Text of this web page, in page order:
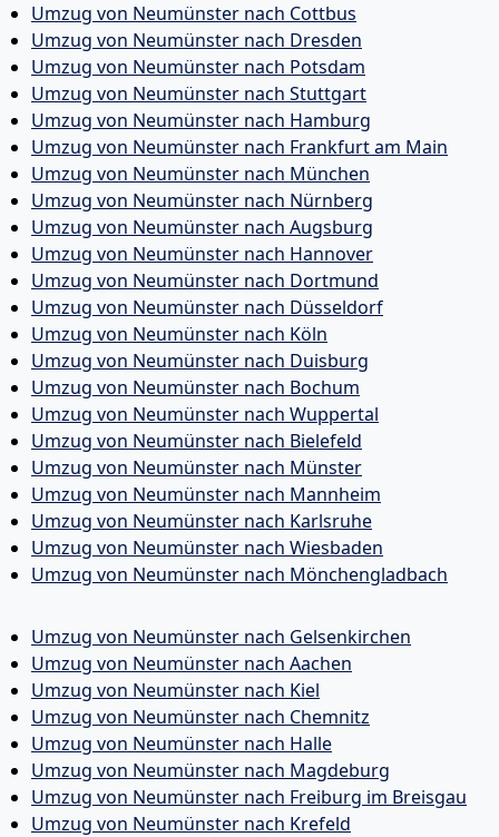
Umzug von Neumünster nach Cottbus
Umzug von Neumünster nach Dresden
Umzug von Neumünster nach Potsdam
Umzug von Neumünster nach Stuttgart
Umzug von Neumünster nach Hamburg
Umzug von Neumünster nach Frankfurt am Main
Umzug von Neumünster nach München
Umzug von Neumünster nach Nürnberg
Umzug von Neumünster nach Augsburg
Umzug von Neumünster nach Hannover
Umzug von Neumünster nach Dortmund
Umzug von Neumünster nach Düsseldorf
Umzug von Neumünster nach Köln
Umzug von Neumünster nach Duisburg
Umzug von Neumünster nach Bochum
Umzug von Neumünster nach Wuppertal
Umzug von Neumünster nach Bielefeld
Umzug von Neumünster nach Münster
Umzug von Neumünster nach Mannheim
Umzug von Neumünster nach Karlsruhe
Umzug von Neumünster nach Wiesbaden
Umzug von Neumünster nach Mönchen­gladbach
Umzug von Neumünster nach Gelsenkirchen
Umzug von Neumünster nach Aachen
Umzug von Neumünster nach Kiel
Umzug von Neumünster nach Chemnitz
Umzug von Neumünster nach Halle
Umzug von Neumünster nach Magdeburg
Umzug von Neumünster nach Freiburg im Breisgau
Umzug von Neumünster nach Krefeld